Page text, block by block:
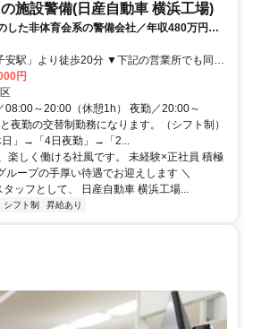
施設警備(日産自動車 横浜工場)
した非体育会系の警備会社／年収480万円～
万円以上
：横浜市鶴見区大黒町6番1号 2.本牧営業
座間営業所：座間市広野台2丁目10-1 4.追浜
1番地 5.NTC営業所：厚木市岡津古久560番
市森の里青山1-1 7.相模原営業所：相模原市
円
08:00～20:00（休憩1h） 夜勤／20:00～
夜勤の交替制勤務になります。（シフト制）
日」→「4日夜勤」→「2...
楽しく働ける社風です。 未経験×正社員 積極
ループの手厚い待遇でお迎えします ＼
ッフとして、 日産自動車 横浜工場...
シフト制 昇給あり